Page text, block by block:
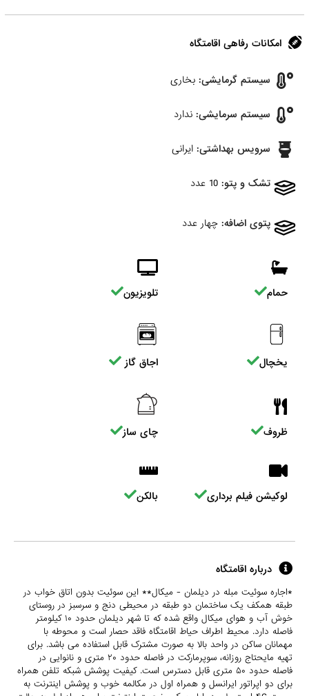
امکانات رفاهی اقامتگاه
سیستم گرمایشی: بخاری
سیستم سرمایشی: ندارد
سرویس بهداشتی: ایرانی
تشک و پتو: 10 عدد
پتوی اضافه: چهار عدد
حمام تلویزیون
یخچال اجاق گاز
ظروف چای ساز
لوکیشن فیلم برداری بالکن
درباره اقامتگاه
*اجاره سوئیت مبله در دیلمان - میکال** این سوئیت بدون اتاق خواب در
طبقه همکف یک ساختمان دو طبقه در محیطی دنج و سرسبز در روستای
خوش آب و هوای میکال واقع شده که تا شهر دیلمان حدود ۱۰ کیلومتر
فاصله دارد. محیط اطراف حیاط اقامتگاه فاقد حصار است و محوطه با
مهمانان ساکن در واحد بالا به صورت مشترک قابل استفاده می باشد. برای
تهیه مایحتاج روزانه، سوپرمارکت در فاصله حدود ۲۰ متری و نانوایی در
فاصله حدود ۵۰ متری قابل دسترس است. کیفیت پوشش شبکه تلفن همراه
برای دو اپراتور ایرانسل و همراه اول در مکالمه خوب و پوشش اینترنت به